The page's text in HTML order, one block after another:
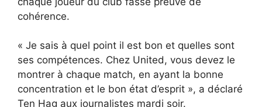
cohérence.
« Je sais à quel point il est bon et quelles sont
ses compétences. Chez United, vous devez le
montrer à chaque match, en ayant la bonne
concentration et le bon état d’esprit », a déclaré
Ten Hag aux journalistes mardi soir.